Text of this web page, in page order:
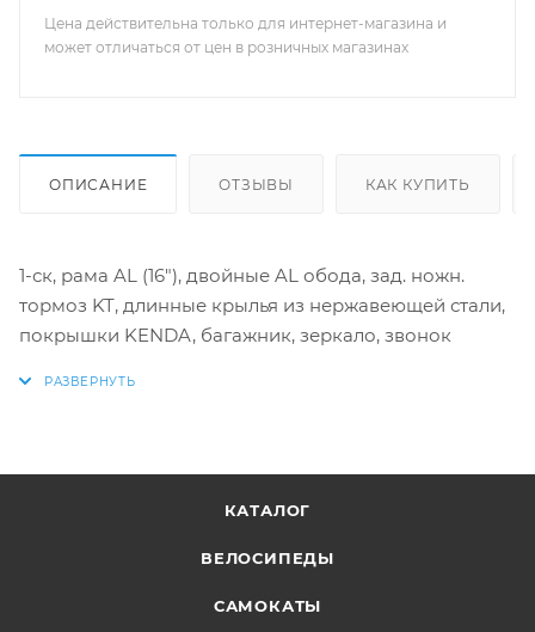
Цена действительна только для интернет-магазина и
может отличаться от цен в розничных магазинах
ОПИСАНИЕ ОТЗЫВЫ КАК КУПИТЬ
1-ск, рама AL (16"), двойные AL обода, зад. ножн.
тормоз KT, длинные крылья из нержавеющей стали,
покрышки KENDA, багажник, зеркало, звонок
КАТАЛОГ
ВЕЛОСИПЕДЫ
САМОКАТЫ